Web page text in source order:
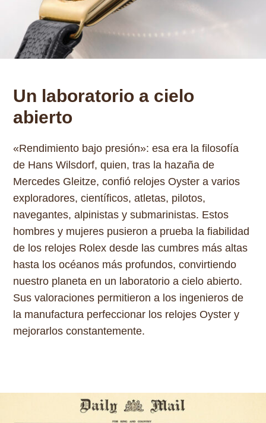
Un laboratorio a cielo
abierto
«Rendimiento bajo presión»: esa era la filosofía
de Hans Wilsdorf, quien, tras la hazaña de
Mercedes Gleitze, confió relojes Oyster a varios
exploradores, científicos, atletas, pilotos,
navegantes, alpinistas y submarinistas. Estos
hombres y mujeres pusieron a prueba la fiabilidad
de los relojes Rolex desde las cumbres más altas
hasta los océanos más profundos, convirtiendo
nuestro planeta en un laboratorio a cielo abierto.
Sus valoraciones permitieron a los ingenieros de
la manufactura perfeccionar los relojes Oyster y
mejorarlos constantemente.